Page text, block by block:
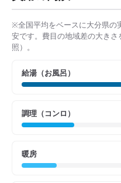
※全国平均をベースに大分県の
安です。費目の地域差の大き
照）。
給湯（お風呂）
調理（コンロ）
暖房